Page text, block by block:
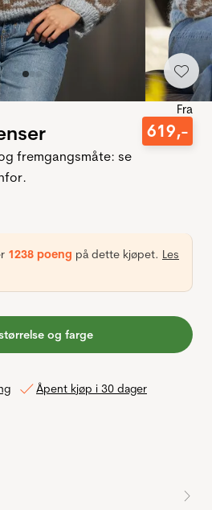
Fra
619,-
fremgangsmåte: se
1238 poeng på dette kjøpet. Les
og farge
Åpent kjøp i 30 dager